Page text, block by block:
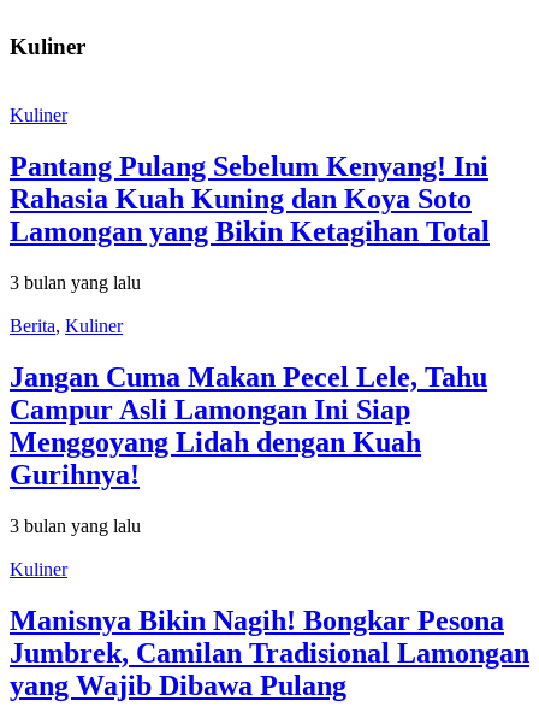
Kuliner
Kuliner
Pantang Pulang Sebelum Kenyang! Ini
Rahasia Kuah Kuning dan Koya Soto
Lamongan yang Bikin Ketagihan Total
3 bulan yang lalu
Berita, Kuliner
Jangan Cuma Makan Pecel Lele, Tahu
Campur Asli Lamongan Ini Siap
Menggoyang Lidah dengan Kuah
Gurihnya!
3 bulan yang lalu
Kuliner
Manisnya Bikin Nagih! Bongkar Pesona
Jumbrek, Camilan Tradisional Lamongan
yang Wajib Dibawa Pulang